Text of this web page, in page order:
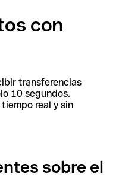
con
transferencias
10 segundos.
real y sin
sobre el